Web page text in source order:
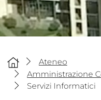
Ateneo
Amministrazione
Servizi Informatici